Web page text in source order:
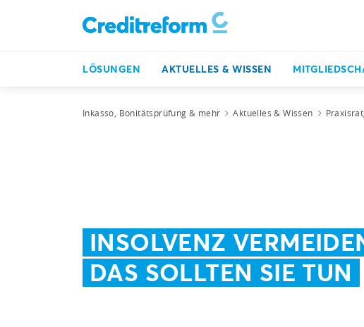
LÖSUNGEN AKTUELLES & WISSEN
Inkasso, Bonitätsprüfung & mehr Aktuelles & Wissen
INSOLVENZ
DAS SOLLTEN SIE TUN